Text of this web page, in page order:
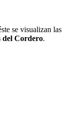
se visualizan las
del Cordero.